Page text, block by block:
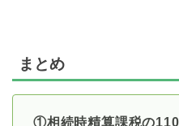
まとめ
①相続時精算課税の